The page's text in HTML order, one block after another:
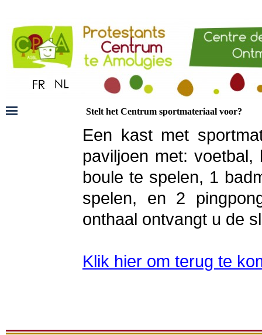
Stelt het Centrum sportmateriaal voor?
Een kast met
paviljoen met:
boule te spelen, 1
spelen, en 2
onthaal ontvangt u de
Klik hier om terug te